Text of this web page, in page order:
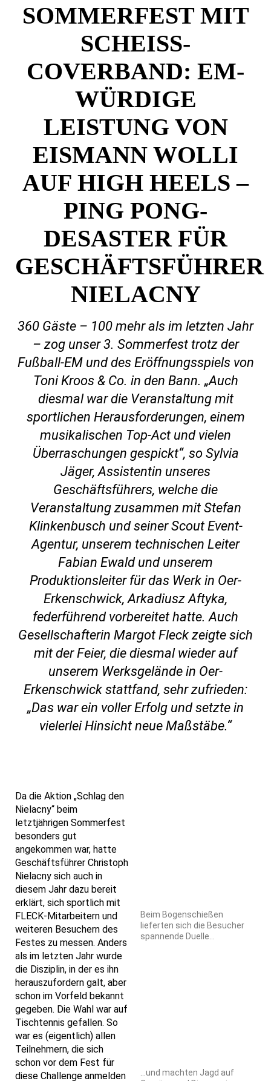
SOMMERFEST MIT
SCHEISS-C
OVERBAND: EM-W
ÜRDIGE L
EISTUNG VON E
ISMANN WOLLI A
UF HIGH HEELS – P
ING PONG-D
ESASTER FÜR G
ESCHÄFTSFÜHRER N
IELACNY
360 Gäste – 100 mehr als im letzten Jahr
– zog unser 3. Sommerfest trotz der
Fußball-EM und des Eröffnungsspiels von
Toni Kroos & Co. in den Bann. „Auch
diesmal war die Veranstaltung mit
sportlichen Herausforderungen, einem
musikalischen Top-Act und vielen
Überraschungen gespickt“, so Sylvia
Jäger, Assistentin unseres
Geschäftsführers, welche die
Veranstaltung zusammen mit Stefan
Klinkenbusch und seiner Scout Event-
Agentur, unserem technischen Leiter
Fabian Ewald und unserem
Produktionsleiter für das Werk in Oer-
Erkenschwick, Arkadiusz Aftyka,
federführend vorbereitet hatte. Auch
Gesellschafterin Margot Fleck zeigte sich
mit der Feier, die diesmal wieder auf
unserem Werksgelände in Oer-
Erkenschwick stattfand, sehr zufrieden:
„Das war ein voller Erfolg und setzte in
vielerlei Hinsicht neue Maßstäbe.“
Da die Aktion „Schlag den
Nielacny“ beim
letztjährigen Sommerfest
besonders gut
angekommen war, hatte
Geschäftsführer Christoph
Nielacny sich auch in
diesem Jahr dazu bereit
erklärt, sich sportlich mit
FLECK-Mitarbeitern und
weiteren Besuchern des
Festes zu messen. Anders
als im letzten Jahr wurde
die Disziplin, in der es ihn
herauszufordern galt, aber
schon im Vorfeld bekannt
gegeben. Die Wahl war auf
Tischtennis gefallen. So
war es (eigentlich) allen
Teilnehmern, die sich
schon vor dem Fest für
diese Challenge anmelden
Beim Bogenschießen
lieferten sich die Besucher
spannende Duelle…
…und machten Jagd auf